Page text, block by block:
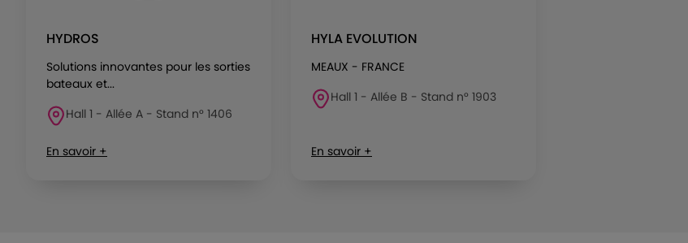
HYDROS
Solutions innovantes pour les sorties
bateaux et...
Hall 1 - Allée A - Stand n° 1406
En savoir +
HYLA EVOLUTION
MEAUX - FRANCE
Hall 1 - Allée B - Stand n° 1903
En savoir +